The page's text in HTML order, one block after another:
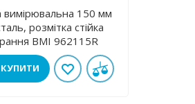
вимірювальна 150 мм
розмітка стійка
BMI 962115R
КУПИТИ